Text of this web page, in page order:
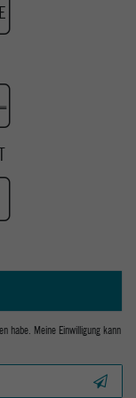
habe. Meine Einwilligung kann